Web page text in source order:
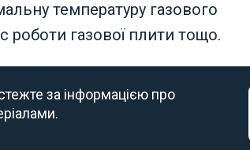
температуру газового
роботи газової плити тощо.
за інформацією про